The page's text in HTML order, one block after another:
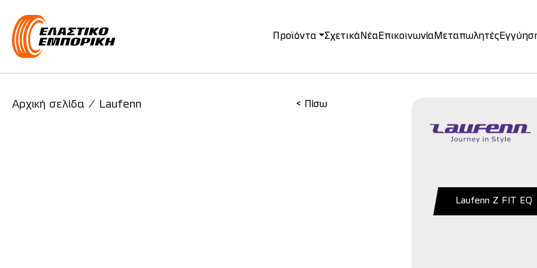
Main Navigation
Προϊόντα Σχετικά Νέα Επικοινωνία Μεταπωλητές
Αρχική σελίδα / Laufenn < Πίσω
Laufenn Z FIT EQ